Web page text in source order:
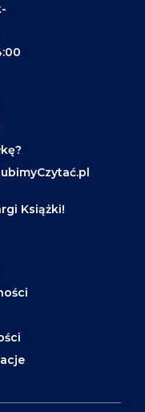
Książki!